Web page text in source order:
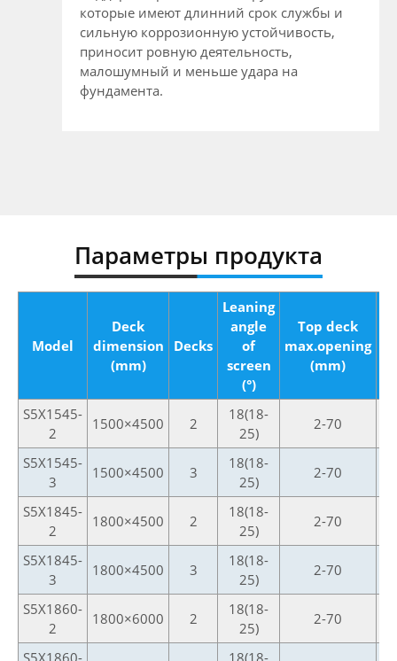
которые имеют длинний срок службы и
сильную коррозионную устойчивость,
приносит ровную деятельность,
малошумный и меньше удара на
фундамента.
Параметры продукта
Model
Deck
dimension
(mm)
Decks
Leaning
angle
of
screen
(°)
Top deck
max.opening
(mm)
S5X1545-
2
1500×4500 2
18(18-
25)
2-70
S5X1545-
3
1500×4500 3
18(18-
25)
2-70
S5X1845-
2
1800×4500 2
18(18-
25)
2-70
S5X1845-
3
1800×4500 3
18(18-
25)
2-70
S5X1860-
2
1800×6000 2
18(18-
25)
2-70
S5X1860-
18(18-